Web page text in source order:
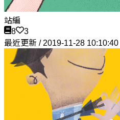
站編
8
3
最近更新 / 2019-11-28 10:10:40